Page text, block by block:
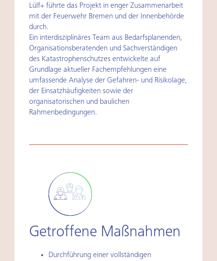
Lülf+ führte das Projekt in enger Zusammenarbeit
mit der Feuerwehr Bremen und der Innenbehörde
durch.
Ein interdisziplinäres Team aus Bedarfsplanenden,
Organisationsberatenden und Sachverständigen
des Katastrophenschutzes entwickelte auf
Grundlage aktueller Fachempfehlungen eine
umfassende Analyse der Gefahren- und Risikolage,
der Einsatzhäufigkeiten sowie der
organisatorischen und baulichen
Rahmenbedingungen.
Getroffene Maßnahmen
Durchführung einer vollständigen